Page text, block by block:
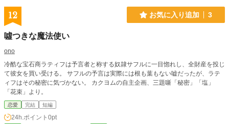
12 お気に入り追加 3
噓つきな魔法使い
ono
冷酷な宝石商ラティフは予言者と称する奴隷サフルに一目惚れし、全財産を投じ
て彼女を買い受ける。 サフルの予言は実際には根も葉もない嘘だったが、ラテ
ィフはその秘密に気づかない。 カクヨムの自主企画、三題噺「秘密」「塩」
「花束」より。
恋愛 完結 短編
24h.ポイント 0pt